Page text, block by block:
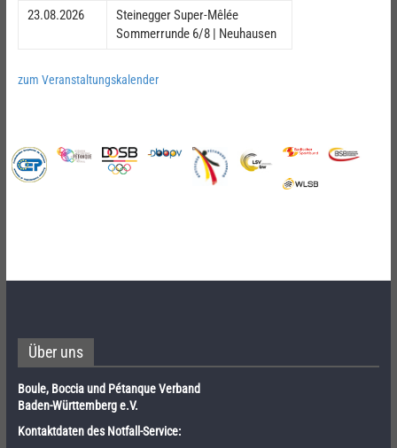
23.08.2026
Steinegger Super-Mêlée
Sommerrunde 6/8 | Neuhausen
zum Veranstaltungskalender
Über uns
Boule, Boccia und Pétanque Verband
Baden-Württemberg e.V.
Kontaktdaten des Notfall-Service: